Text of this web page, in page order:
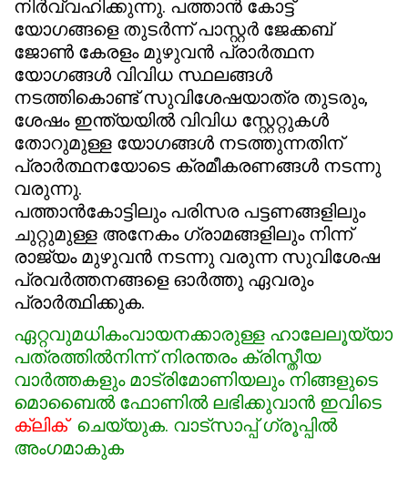
നിർവ്വഹിക്കുന്നു. പത്താൻ കോട്ട്
യോഗങ്ങളെ തുടർന്ന് പാസ്റ്റർ ജേക്കബ്
ജോൺ കേരളം മുഴുവൻ പ്രാർത്ഥന
യോഗങ്ങൾ വിവിധ സ്ഥലങ്ങൾ
നടത്തികൊണ്ട് സുവിശേഷയാത്ര തുടരും,
ശേഷം ഇന്ത്യയിൽ വിവിധ സ്റ്റേറ്റുകൾ
തോറുമുള്ള യോഗങ്ങൾ നടത്തുന്നതിന്
പ്രാർത്ഥനയോടെ ക്രമീകരണങ്ങൾ നടന്നു
വരുന്നു.
പത്താൻകോട്ടിലും പരിസര പട്ടണങ്ങളിലും
ചുറ്റുമുള്ള അനേകം ഗ്രാമങ്ങളിലും നിന്ന്
രാജ്യം മുഴുവൻ നടന്നു വരുന്ന സുവിശേഷ
പ്രവർത്തനങ്ങളെ ഓർത്തു ഏവരും
പ്രാർത്ഥിക്കുക.
ഏറ്റവുമധികംവായനക്കാരുള്ള ഹാലേലൂയ്യാ
പത്രത്തിൽനിന്ന് നിരന്തരം ക്രിസ്തീയ
വാർത്തകളും മാട്രിമോണിയലും നിങ്ങളുടെ
മൊബൈൽ ഫോണിൽ ലഭിക്കുവാൻ ഇവിടെ
ക്ലിക്ചെയ്യുക. വാട്സാപ്പ് ഗ്രൂപ്പിൽ
അംഗമാകുക